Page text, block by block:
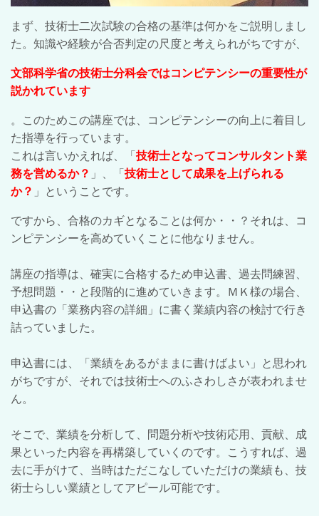
まず、技術士二次試験の合格の基準は何かをご説明しまし
た。知識や経験が合否判定の尺度と考えられがちですが、
文部科学省の技術士分科会ではコンピテンシーの重要性が
説かれています
。このためこの講座では、コンピテンシーの向上に着目し
た指導を行っています。
これは言いかえれば、「 技術士となってコンサルタント業
務を営めるか？ 」、「 技術士として成果を上げられる
か？ 」ということです。
ですから、合格のカギとなることは何か・・？それは、コ
ンピテンシーを高めていくことに他なりません。
講座の指導は、確実に合格するため申込書、過去問練習、
予想問題・・と段階的に進めていきます。ＭＫ様の場合、
申込書の「業務内容の詳細」に書く業績内容の検討で行き
詰っていました。
申込書には、「業績をあるがままに書けばよい」と思われ
がちですが、それでは技術士へのふさわしさが表われませ
ん。
そこで、業績を分析して、問題分析や技術応用、貢献、成
果といった内容を再構築していくのです。こうすれば、過
去に手がけて、当時はただこなしていただけの業績も、技
術士らしい業績としてアピール可能です。